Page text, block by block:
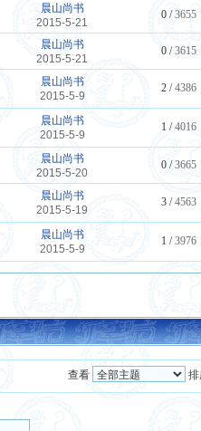
晨山尚书
2015-5-21
0 /3655
晨山尚书
2015-5-21
0 /3615
晨山尚书
2015-5-9
2 /4386
晨山尚书
2015-5-9
1 /4016
晨山尚书
2015-5-20
0 /3665
晨山尚书
2015-5-19
3 /4563
晨山尚书
2015-5-9
1 /3976
查看